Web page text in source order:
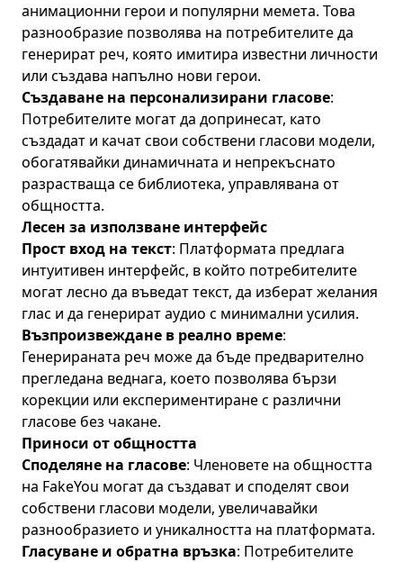
анимационни герои и популярни мемета. Това
разнообразие позволява на потребителите да
генерират реч, която имитира известни личности
или създава напълно нови герои.
Създаване на персонализирани гласове:
Потребителите могат да допринесат, като
създадат и качат свои собствени гласови модели,
обогатявайки динамичната и непрекъснато
разрастваща се библиотека, управлявана от
общността.
Лесен за използване интерфейс
Прост вход на текст: Платформата предлага
интуитивен интерфейс, в който потребителите
могат лесно да въведат текст, да изберат желания
глас и да генерират аудио с минимални усилия.
Възпроизвеждане в реално време:
Генерираната реч може да бъде предварително
прегледана веднага, което позволява бързи
корекции или експериментиране с различни
гласове без чакане.
Приноси от общността
Споделяне на гласове: Членовете на общността
на FakeYou могат да създават и споделят свои
собствени гласови модели, увеличавайки
разнообразието и уникалността на платформата.
Гласуване и обратна връзка: Потребителите